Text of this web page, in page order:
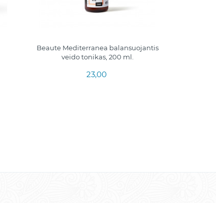
Beaute Mediterranea balansuojantis
veido tonikas, 200 ml.
23,00